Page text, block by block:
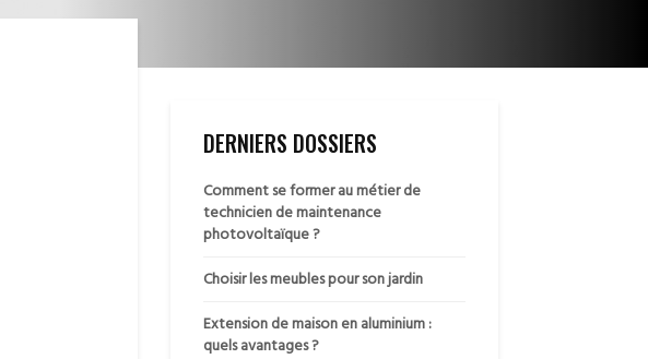
DERNIERS DOSSIERS
Comment se former au métier de
technicien de maintenance
photovoltaïque ?
Choisir les meubles pour son jardin
Extension de maison en aluminium :
quels avantages ?